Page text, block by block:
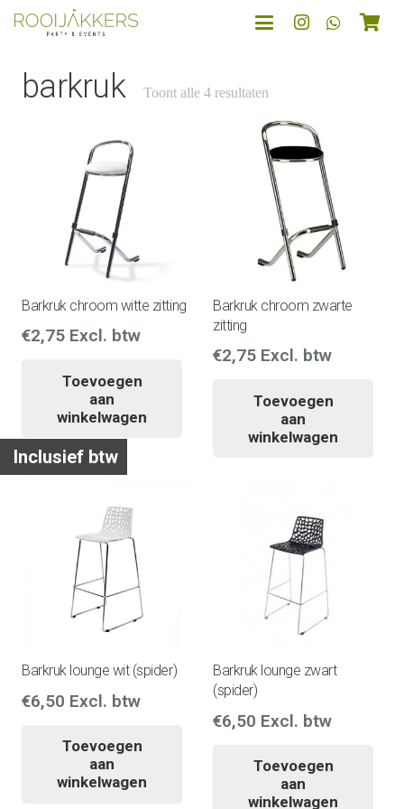
Inclusief btw
barkruk Toont alle 4 resultaten
Barkruk chroom witte zitting
€2,75 Excl. btw
Toevoegen
aan
winkelwagen
Barkruk chroom zwarte
zitting
€2,75 Excl. btw
Toevoegen
aan
winkelwagen
Barkruk lounge wit (spider)
€6,50 Excl. btw
Toevoegen
aan
winkelwagen
Barkruk lounge zwart
(spider)
€6,50 Excl. btw
Toevoegen
aan
winkelwagen